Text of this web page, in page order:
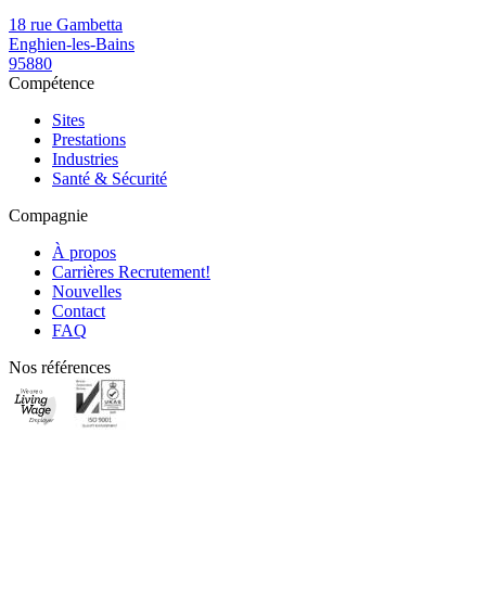
18 rue Gambetta
Enghien-les-Bains
95880
Compétence
Sites
Prestations
Industries
Santé & Sécurité
Compagnie
À propos
Carrières Recrutement!
Nouvelles
Contact
FAQ
Nos références